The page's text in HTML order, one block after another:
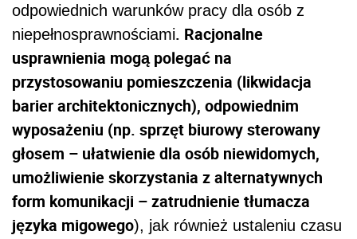
odpowiednich warunków pracy dla osób z
niepełnosprawnościami. Racjonalne
usprawnienia mogą polegać na
przystosowaniu pomieszczenia (likwidacja
barier architektonicznych), odpowiednim
wyposażeniu (np. sprzęt biurowy sterowany
głosem – ułatwienie dla osób niewidomych,
umożliwienie skorzystania z alternatywnych
form komunikacji – zatrudnienie tłumacza
języka migowego), jak również ustaleniu czasu